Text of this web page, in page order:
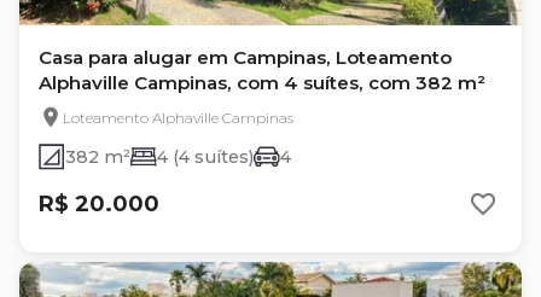
Casa para alugar em Campinas, Loteamento
Alphaville Campinas, com 4 suítes, com 382 m²
Loteamento Alphaville Campinas
382 m² 4 (4 suítes) 4
R$ 20.000